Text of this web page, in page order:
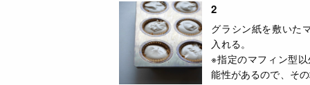
2
グラシン紙を敷いた
入れる。
※指定のマフィン型
能性があるので、そ